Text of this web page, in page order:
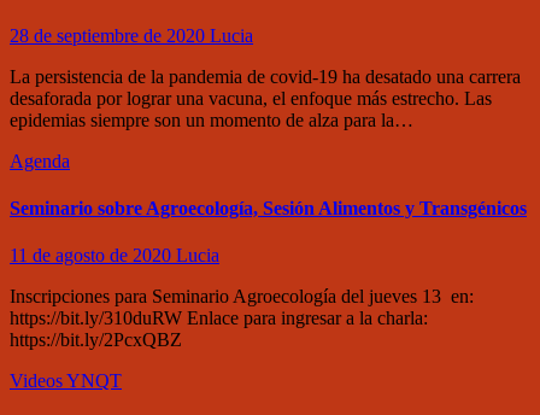
28 de septiembre de 2020 Lucia
La persistencia de la pandemia de covid-19 ha desatado una carrera
desaforada por lograr una vacuna, el enfoque más estrecho. Las
epidemias siempre son un momento de alza para la…
Agenda
Seminario sobre Agroecología, Sesión Alimentos y Transgénicos
11 de agosto de 2020 Lucia
Inscripciones para Seminario Agroecología del jueves 13 en:
https://bit.ly/310duRW Enlace para ingresar a la charla:
https://bit.ly/2PcxQBZ
VideosYNQT